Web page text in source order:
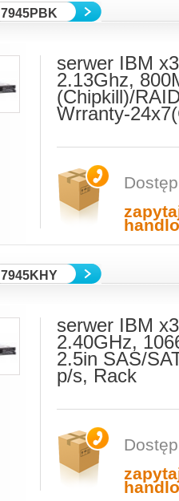
7945PBK
serwer IBM
2.13Ghz,
(Chipkill)/
Wrranty-
7945KHY
serwer IBM
2.40GHz,
2.5in SAS/
p/s, Rack